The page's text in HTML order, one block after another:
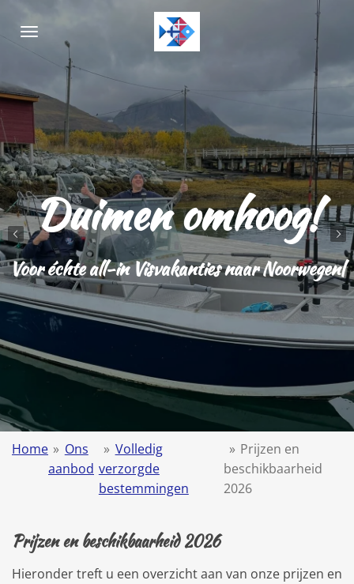
direct
hoofdinhoud
Duimen omhoog!
Voor échte all-in Visvakanties naar Noorwegen|
Home » Ons
aanbod
» Volledig
verzorgde
bestemmingen
» Prijzen en
beschikbaarheid
2026
Prijzen en beschikbaarheid 2026
Hieronder treft u een overzicht aan van onze prijzen en